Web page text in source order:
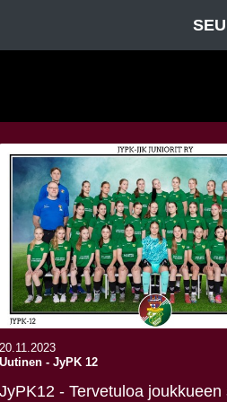
20.11.2023
Uutinen - JyPK 12
JyPK12 - Tervetuloa joukkueen